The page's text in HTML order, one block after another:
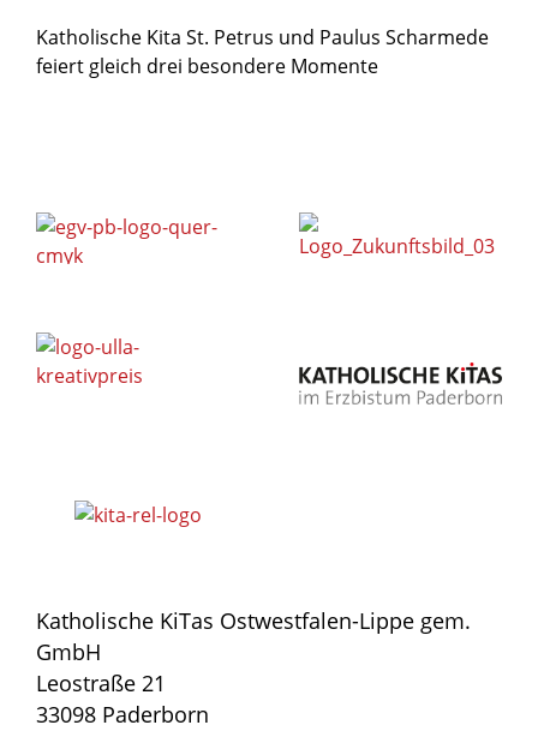
Katholische Kita St. Petrus und Paulus Scharmede
feiert gleich drei besondere Momente
Katholische KiTas Ostwestfalen-Lippe gem.
GmbH
Leostraße 21
33098 Paderborn